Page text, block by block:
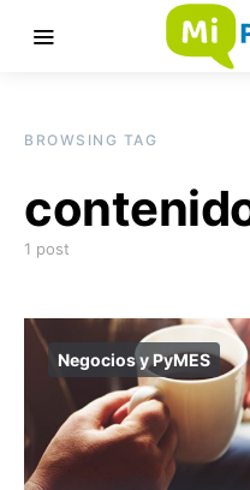
BROWSING TAG
1 post
Negocios y PyMES